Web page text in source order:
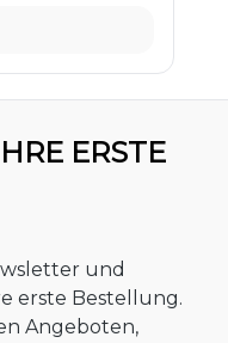
ERSTE
und
erste Bestellung.
Angeboten,